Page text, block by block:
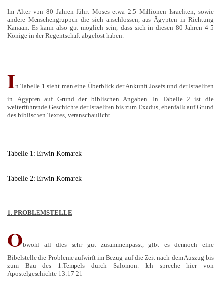
Im Alter von 80 Jahren führt Moses etwa 2.5 Millionen Israeliten, sowie
andere Menschengruppen die sich anschlossen, aus Ägypten in Richtung
Kanaan. Es kann also gut möglich sein, dass sich in diesen 80 Jahren 4-5
Könige in der Regentschaft abgelöst haben.
In Tabelle 1 sieht man eine Überblick der Ankunft Josefs und der Israeliten
in Ägypten auf Grund der biblischen Angaben. In Tabelle 2 ist die
weiterführende Geschichte der Israeliten bis zum Exodus, ebenfalls auf Grund
des biblischen Textes, veranschaulicht.
Tabelle 1: Erwin Komarek
Tabelle 2: Erwin Komarek
1. PROBLEMSTELLE
Obwohl all dies sehr gut zusammenpasst, gibt es dennoch eine
Bibelstelle die Probleme aufwirft im Bezug auf die Zeit nach dem Auszug bis
zum Bau des 1.Tempels durch Salomon. Ich spreche hier von
Apostelgeschichte 13:17-21